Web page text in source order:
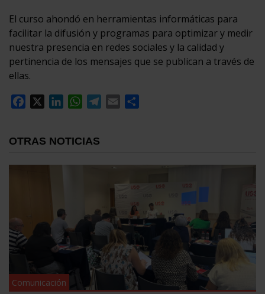
El curso ahondó en herramientas informáticas para
facilitar la difusión y programas para optimizar y medir
nuestra presencia en redes sociales y la calidad y
pertinencia de los mensajes que se publican a través de
ellas.
Facebook
LinkedInWhatsApp
Telegram
Email
OTRAS NOTICIAS
Comunicación